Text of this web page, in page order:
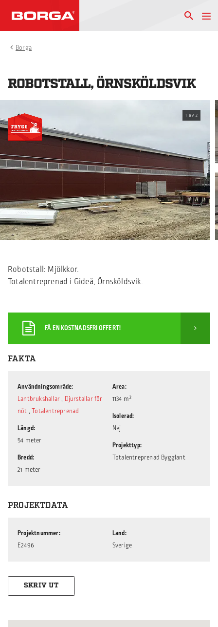
Borga
ROBOTSTALL, ÖRNSKÖLDSVIK
1 av 2
Robotstall: Mjölkkor.
Totalentreprenad i Gideå, Örnsköldsvik.
FÅ EN KOSTNADSFRI OFFERT!
FAKTA
Användningsområde
Lantbrukshallar , Djurstallar för
nöt ,Totalentreprenad
Längd
54 meter
Bredd
21 meter
Area
1134 m²
Isolerad
Nej
Projekttyp
Totalentreprenad Bygglant
PROJEKTDATA
Projektnummer
E2496
Land
Sverige
SKRIV UT